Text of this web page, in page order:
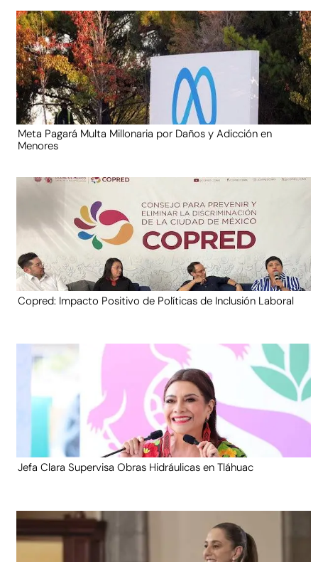
Meta Pagará Multa Millonaria por Daños y Adicción en
Menores
Copred: Impacto Positivo de Políticas de Inclusión Laboral
Jefa Clara Supervisa Obras Hidráulicas en Tláhuac